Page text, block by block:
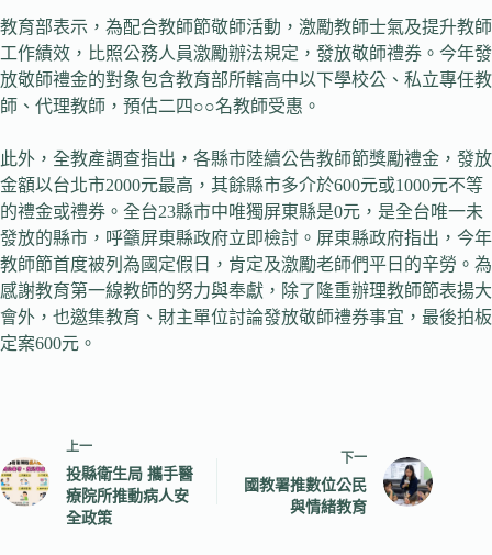
教育部表示，為配合教師節敬師活動，激勵教師士氣及提升教師
工作績效，比照公務人員激勵辦法規定，發放敬師禮券。今年發
放敬師禮金的對象包含教育部所轄高中以下學校公、私立專任教
師、代理教師，預估二四○○名教師受惠。
此外，全教產調查指出，各縣市陸續公告教師節獎勵禮金，發放
金額以台北市2000元最高，其餘縣市多介於600元或1000元不等
的禮金或禮券。全台23縣市中唯獨屏東縣是0元，是全台唯一未
發放的縣市，呼籲屏東縣政府立即檢討。屏東縣政府指出，今年
教師節首度被列為國定假日，肯定及激勵老師們平日的辛勞。為
感謝教育第一線教師的努力與奉獻，除了隆重辦理教師節表揚大
會外，也邀集教育、財主單位討論發放敬師禮券事宜，最後拍板
定案600元。
上一
投縣衛生局 攜手醫
療院所推動病人安
全政策
下一
國教署推數位公民
與情緒教育